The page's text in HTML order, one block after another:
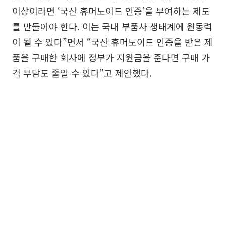
이상이라면 ‘국산 휴머노이드 인증’을 부여하는 제도
를 만들어야 한다. 이는 국내 부품사 생태계에 원동력
이 될 수 있다”면서 “국산 휴머노이드 인증을 받은 제
품을 구매한 회사에 정부가 지원금을 준다면 구매 가
격 부담도 줄일 수 있다”고 제안했다.